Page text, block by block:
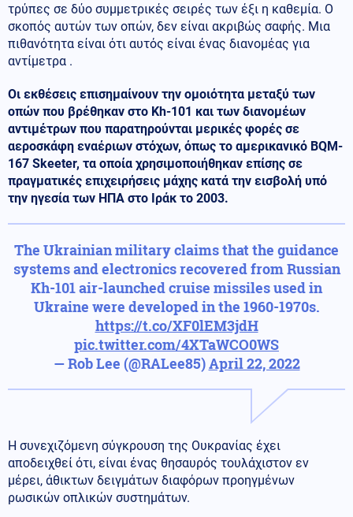
τρύπες σε δύο συμμετρικές σειρές των έξι η καθεμία. Ο
σκοπός αυτών των οπών, δεν είναι ακριβώς σαφής. Μια
πιθανότητα είναι ότι αυτός είναι ένας διανομέας για
αντίμετρα .
Οι εκθέσεις επισημαίνουν την ομοιότητα μεταξύ των
οπών που βρέθηκαν στο Kh-101 και των διανομέων
αντιμέτρων που παρατηρούνται μερικές φορές σε
αεροσκάφη εναέριων στόχων, όπως το αμερικανικό BQM-
167 Skeeter, τα οποία χρησιμοποιήθηκαν επίσης σε
πραγματικές επιχειρήσεις μάχης κατά την εισβολή υπό
την ηγεσία των ΗΠΑ στο Ιράκ το 2003.
The Ukrainian military claims that the guidance
systems and electronics recovered from Russian
Kh-101 air-launched cruise missiles used in
Ukraine were developed in the 1960-1970s.
https://t.co/XF0lEM3jdH
pic.twitter.com/4XTaWCO0WS
— Rob Lee (@RALee85)April 22, 2022
Η συνεχιζόμενη σύγκρουση της Ουκρανίας έχει
αποδειχθεί ότι, είναι ένας θησαυρός τουλάχιστον εν
μέρει, άθικτων δειγμάτων διαφόρων προηγμένων
ρωσικών οπλικών συστημάτων.